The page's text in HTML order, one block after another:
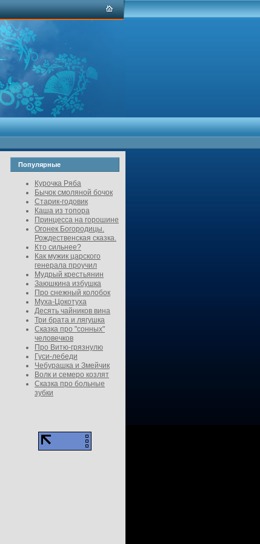
Популярные
Курочка Ряба
Бычок смоляной бочок
Старик-годовик
Каша из топора
Принцесса на горошине
Огонек Богородицы.
Рождественская сказка.
Кто сильнее?
Как мужик царского
генерала проучил
Мудрый крестьянин
Заюшкина избушка
Про снежный колобок
Муха-Цокотуха
Десять чайников вина
Три брата и лягушка
Сказка про "сонных"
человечков
Про Витю-грязнулю
Гуси-лебеди
Чебурашка и Змейчик
Волк и семеро козлят
Сказка про больные
зубки